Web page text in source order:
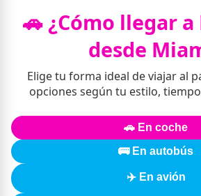
🚗 ¿Cómo llegar a
desde
Elige tu forma ideal de viajar al
opciones según tu estilo,
🚗 En coche
🚌 En autobús
✈️ En avión